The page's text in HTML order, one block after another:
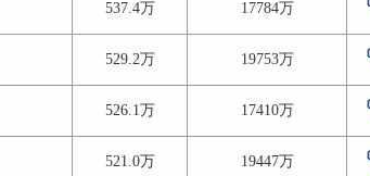
537.4万 17784万
529.2万 19753万
526.1万 17410万
521.0万 19447万